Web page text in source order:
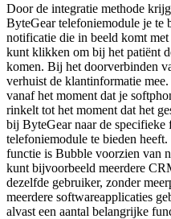
Door de integratie methode
ByteGear telefoniemodule je te
notificatie die in beeld komt
kunt klikken om bij het patiënt
komen. Bij het doorverbinden
verhuist de klantinformatie
vanaf het moment dat je
rinkelt tot het moment dat het
bij ByteGear naar de
telefoniemodule te bieden
functie is Bubble voorzien van
kunt bijvoorbeeld meerdere
dezelfde gebruiker, zonder
meerdere softwareapplicaties
alvast een aantal belangrijke